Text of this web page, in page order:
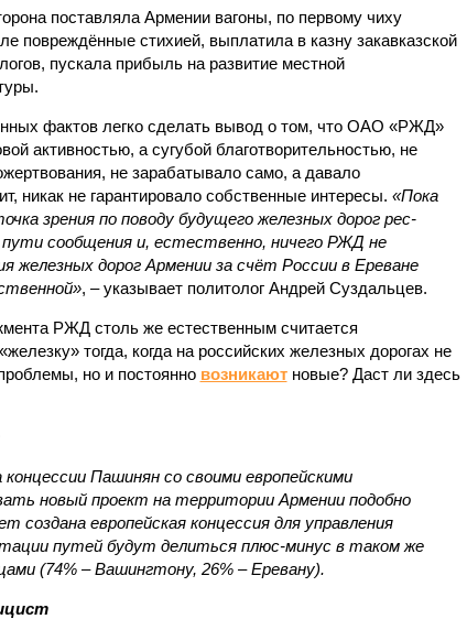
поставляла Армении вагоны, по первому чиху
повреждённые стихией, выплатила в казну закавказской
пускала прибыль на развитие местной
фактов легко сделать вывод о том, что ОАО «РЖД»
активностью, а сугубой благотворительностью, не
не зарабатывало само, а давало
никак не гарантировало собственные интересы. «Пока
зрения по поводу будущего железных дорог рес­
пути сообщения и, естественно, ничего РЖД не
железных дорог Армении за счёт России в Ереване
, – указывает политолог Андрей Суздальцев.
РЖД столь же естественным считается
тогда, когда на российских железных дорогах не
но и постоянно возникаютновые? Даст ли здесь
Пашинян со своими европейскими
новый проект на территории Армении подобно
создана европейская концессия для управления
путей будут делиться плюс-минус в таком же
(74% – Вашингтону, 26% – Еревану).